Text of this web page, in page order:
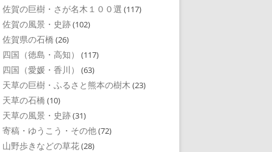
佐賀の巨樹・さが名木１００選 (117)
佐賀の風景・史跡(102)
佐賀県の石橋 (26)
四国（徳島・高知） (117)
四国（愛媛・香川） (63)
天草の巨樹・ふるさと熊本の樹木 (23)
天草の石橋 (10)
天草の風景・史跡(31)
寄稿・ゆうこう・その他(72)
山野歩きなどの草花(28)